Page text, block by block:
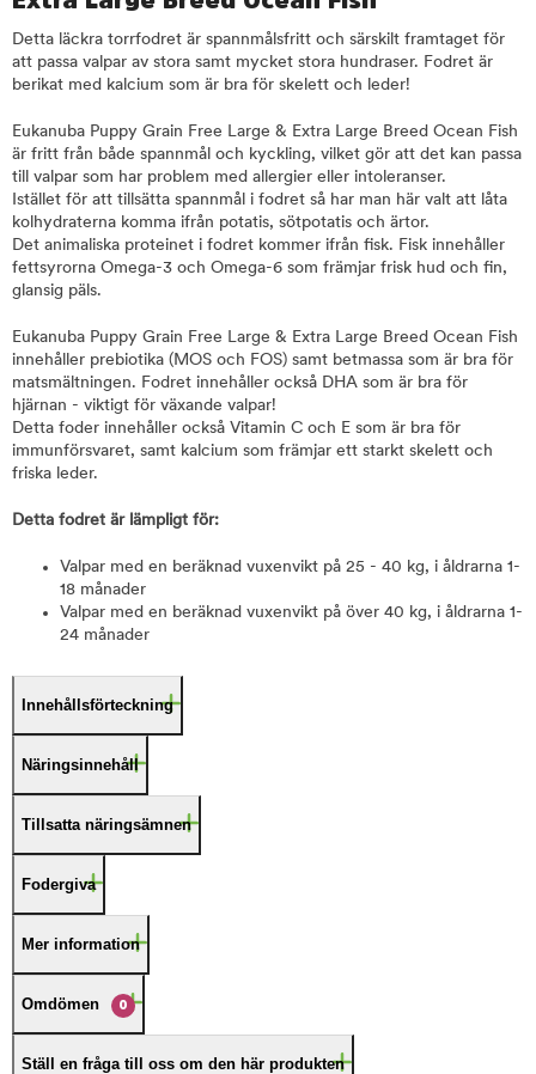
Detta läckra torrfodret är spannmålsfritt och särskilt framtaget för
att passa valpar av stora samt mycket stora hundraser. Fodret är
berikat med kalcium som är bra för skelett och leder!
Eukanuba Puppy Grain Free Large & Extra Large Breed Ocean Fish
är fritt från både spannmål och kyckling, vilket gör att det kan passa
till valpar som har problem med allergier eller intoleranser.
Istället för att tillsätta spannmål i fodret så har man här valt att låta
kolhydraterna komma ifrån potatis, sötpotatis och ärtor.
Det animaliska proteinet i fodret kommer ifrån fisk. Fisk innehåller
fettsyrorna Omega-3 och Omega-6 som främjar frisk hud och fin,
glansig päls.
Eukanuba Puppy Grain Free Large & Extra Large Breed Ocean Fish
innehåller prebiotika (MOS och FOS) samt betmassa som är bra för
matsmältningen. Fodret innehåller också DHA som är bra för
hjärnan - viktigt för växande valpar!
Detta foder innehåller också Vitamin C och E som är bra för
immunförsvaret, samt kalcium som främjar ett starkt skelett och
friska leder.
Detta fodret är lämpligt för:
Valpar med en beräknad vuxenvikt på 25 - 40 kg, i åldrarna 1-
18 månader
Valpar med en beräknad vuxenvikt på över 40 kg, i åldrarna 1-
24 månader
Innehållsförteckning
Näringsinnehåll
Tillsatta näringsämnen
Fodergiva
Mer information
Omdömen 0
Ställ en fråga till oss om den här produkten